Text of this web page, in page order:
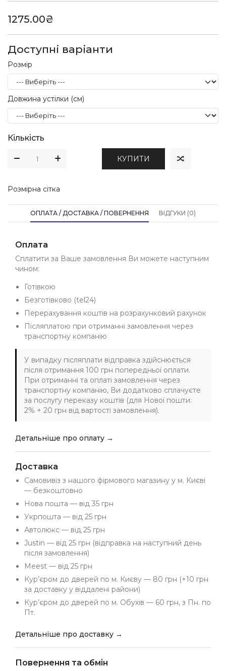
1275.00₴
Доступні варіанти
Розмір
Довжина устілки (см)
Кількість
КУПИТИ
Розмірна сітка
ОПЛАТА / ДОСТАВКА / ПОВЕРНЕННЯ ВІДГУКИ (0)
Оплата
Сплатити за Ваше замовлення Ви можете наступним
чином:
Готівкою
Безготівково (tel24)
Перерахування коштів на розрахунковий рахунок
Післяплатою при отриманні замовлення через
транспортну компанію
У випадку післяплати відправка здійснюється
після отримання 100 грн попередньої оплати.
При отриманні та оплаті замовлення через
транспортну компанію, Ви додатково сплачуєте
за послугу переказу коштів (для Нової пошти:
2% + 20 грн від вартості замовлення).
Детальніше про оплату →
Доставка
Самовивіз з нашого фірмового магазину у м. Києві
— безкоштовно
Нова пошта — від 35 грн
Укрпошта — від 25 грн
Автолюкс — від 25 грн
Justin — від 25 грн (відправка на наступний день
після замовлення)
Meest — від 25 грн
Кур’єром до дверей по м. Києву — 80 грн (+10 грн
за доставку у віддалені райони)
Кур’єром до дверей по м. Обухів — 60 грн, з Пн. по
Пт.
Детальніше про доставку →
Повернення та обмін